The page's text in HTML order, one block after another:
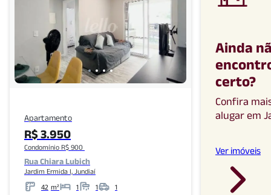
Apartamento
R$ 3.950
Condomínio R$ 900
Rua Chiara Lubich
Jardim Ermida I, Jundiaí
42 m²
Metros 1 1
Banheiros 1
Garagens
Ainda
certo?
Confira
alugar em
Ver imóveis